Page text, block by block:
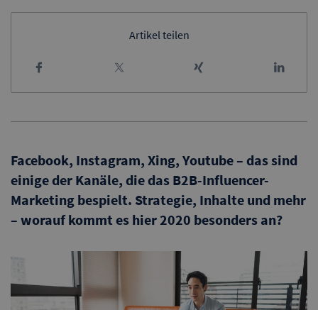
Artikel teilen
Facebook, Instagram, Xing, Youtube – das sind
einige der Kanäle, die das B2B-Influencer-
Marketing bespielt. Strategie, Inhalte und mehr
– worauf kommt es hier 2020 besonders an?